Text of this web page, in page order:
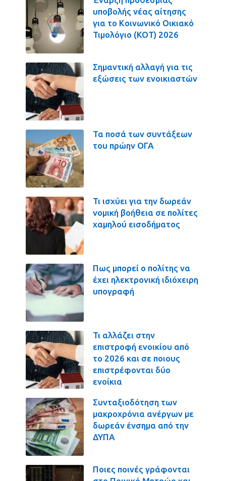
υποβολής νέας αίτησης
για το Κοινωνικό Οικιακό
Τιμολόγιο (ΚΟΤ) 2026
Σημαντική αλλαγή για τις
εξώσεις των ενοικιαστών
Τα ποσά των συντάξεων
του πρώην ΟΓΑ
Τι ισχύει για την δωρεάν
νομική βοήθεια σε πολίτες
χαμηλού εισοδήματος
Πως μπορεί ο πολίτης να
έχει ηλεκτρονική ιδιόχειρη
υπογραφή
Τι αλλάζει στην
επιστροφή ενοικίου από
το 2026 και σε ποιους
επιστρέφονται δύο
ενοίκια
Συνταξιοδότηση των
μακροχρόνια ανέργων με
δωρεάν ένσημα από την
ΔΥΠΑ
Ποιες ποινές γράφονται